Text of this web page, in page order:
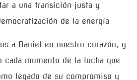
a una transición justa y
de la energía
a Daniel en nuestro corazón, y
cada momento de la lucha que
legado de su compromiso y